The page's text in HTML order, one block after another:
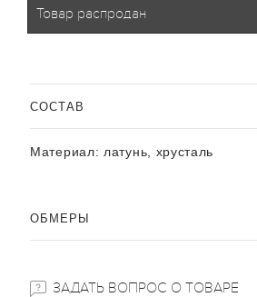
Товар распродан
CОСТАВ
Материал: латунь, хрусталь
ОБМЕРЫ
ЗАДАТЬ ВОПРОС О ТОВАРЕ